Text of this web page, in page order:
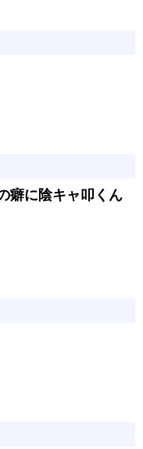
癖に陰キャ叩くん